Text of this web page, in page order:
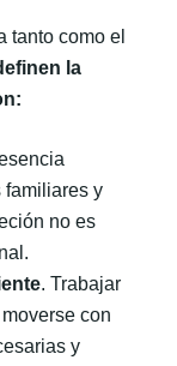
tanto como el
la
familiares y
no es
. Trabajar
con
y